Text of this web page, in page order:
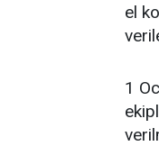
el
1